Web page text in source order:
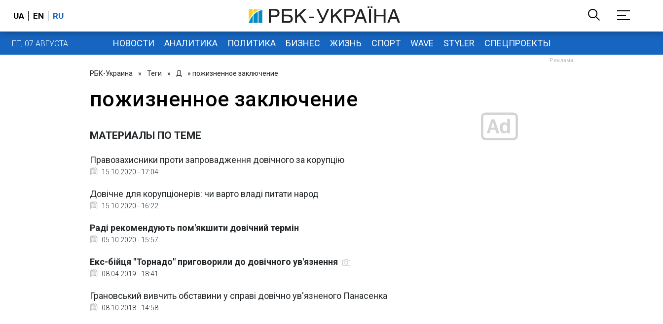
UA EN RU
ПТ, 07 АВГУСТА НОВОСТИ АНАЛИТИКА ПОЛИТИКА БИЗНЕС ЖИЗНЬ СПОРТ WAVE STYLER СПЕЦПРОЕКТЫ
РБК-Украина » Теги » Д » пожизненное заключение
пожизненное заключение
МАТЕРИАЛЫ ПО ТЕМЕ
Правозахисники проти запровадження довічного за корупцію
15.10.2020 - 17:04
Довічне для корупціонерів: чи варто владі питати народ
15.10.2020 - 16:22
Раді рекомендують пом'якшити довічний термін
05.10.2020 - 15:57
Екс-бійця "Торнадо" приговорили до довічного ув'язнення
08.04.2019 - 18:41
Грановський вивчить обставини у справі довічно ув'язненого Панасенка
08.10.2018 - 14:58